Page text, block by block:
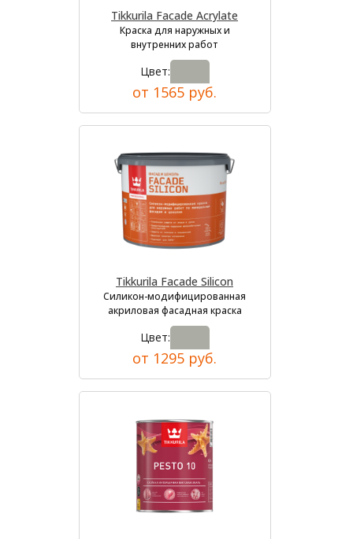
Tikkurila Facade Acrylate
Краска для наружных и
внутренних работ
Цвет:
от 1565 руб.
Tikkurila Facade Silicon
Силикон-модифицированная
акриловая фасадная краска
Цвет:
от 1295 руб.